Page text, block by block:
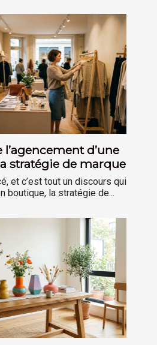
l’agencement d’une
stratégie de marque
et c’est tout un discours qui
boutique, la stratégie de...